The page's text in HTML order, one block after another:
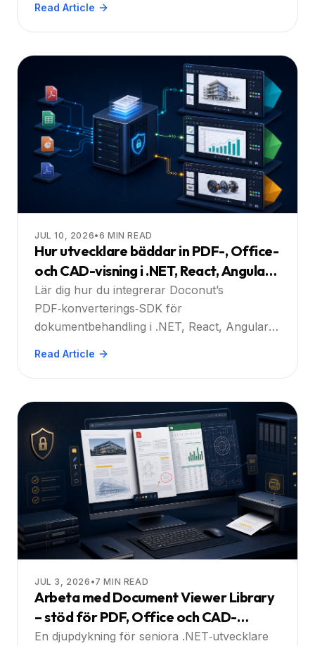
.NET‑baserade företagsapplikationer.
Read Article
JUL 10, 2026•6 MIN READ
Hur utvecklare bäddar in PDF-, Office-
och CAD-visning i .NET, React, Angular
eller Vue-webbappar för att öka
användarvänlighet och effektivitet:
Steg för steg
Lär dig hur du integrerar Doconut’s
PDF‑konverterings‑SDK för
dokumentbehandling i .NET, React, Angular
säkerhetstips och bästa praxis.
Read Article
JUL 3, 2026 •7 MIN READ
Arbeta med Document Viewer Library
– stöd för PDF, Office och CAD-
format med inbyggda kommentarer,
En djupdykning för seniora .NET‑utvecklare